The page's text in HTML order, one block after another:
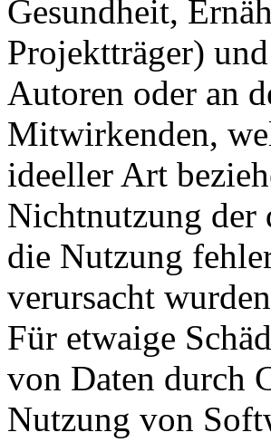
Gesundheit,
Projektträger)
Autoren oder an
Mitwirkenden,
ideeller Art
Nichtnutzung der
die Nutzung
verursacht
Für etwaige
von Daten durch
Nutzung von